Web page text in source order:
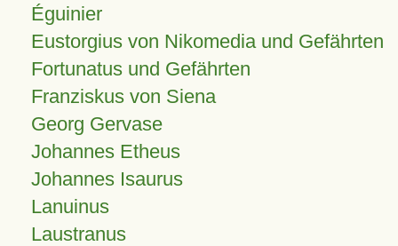
Éguinier
Eustorgius von Nikomedia und Gefährten
Fortunatus und Gefährten
Franziskus von Siena
Georg Gervase
Johannes Etheus
Johannes Isaurus
Lanuinus
Laustranus